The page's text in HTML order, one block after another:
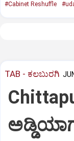
#Cabinet Reshuffle
TAB - ಕಲಬುರಗಿ